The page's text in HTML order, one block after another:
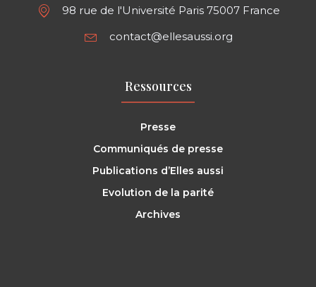
98 rue de l'Université Paris 75007 France
contact@ellesaussi.org
Ressources
Presse
Communiqués de presse
Publications d’Elles aussi
Evolution de la parité
Archives